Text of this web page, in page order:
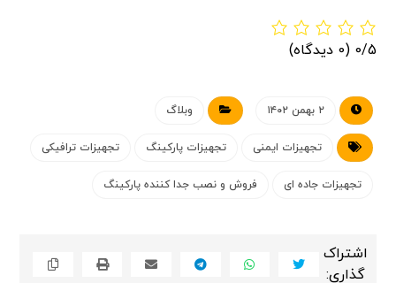
0/5 (0 دیدگاه)
۲ بهمن ۱۴۰۲ وبلاگ
تجهیزات ایمنی تجهیزات پارکینگ تجهیزات ترافیکی
تجهیزات جاده ای فروش و نصب جدا کننده پارکینگ